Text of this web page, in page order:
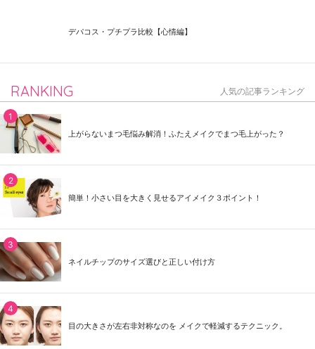
デパコス・プチプラ比較【心情編】
RANKING 人気の記事ランキング
上がらないまつ毛悩み解消！ふたえメイクでまつ毛上がった？
簡単！小さい目を大きく見せるアイメイク３ポイント！
ネイルチップのサイズ選びと正しい付け方
目の大きさが左右非対称なのを メイクで軽減するテクニック。